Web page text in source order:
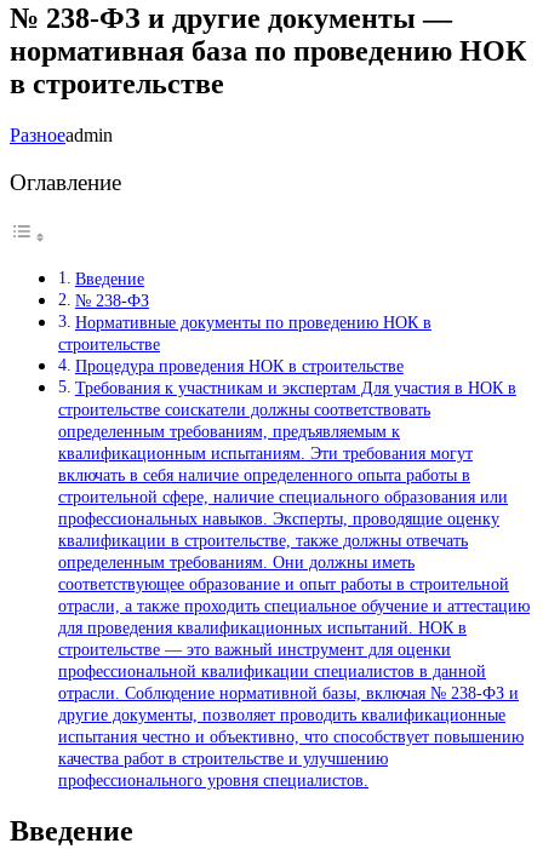
№ 238-ФЗ и другие документы —
нормативная база по проведению НОК
в строительстве
Разноеadmin
Оглавление
Введение
№ 238-ФЗ
Нормативные документы по проведению НОК в
строительстве
Процедура проведения НОК в строительстве
Требования к участникам и экспертам Для участия в НОК в
строительстве соискатели должны соответствовать
определенным требованиям, предъявляемым к
квалификационным испытаниям. Эти требования могут
включать в себя наличие определенного опыта работы в
строительной сфере, наличие специального образования или
профессиональных навыков. Эксперты, проводящие оценку
квалификации в строительстве, также должны отвечать
определенным требованиям. Они должны иметь
соответствующее образование и опыт работы в строительной
отрасли, а также проходить специальное обучение и аттестацию
для проведения квалификационных испытаний. НОК в
строительстве — это важный инструмент для оценки
профессиональной квалификации специалистов в данной
отрасли. Соблюдение нормативной базы, включая № 238-ФЗ и
другие документы, позволяет проводить квалификационные
испытания честно и объективно, что способствует повышению
качества работ в строительстве и улучшению
профессионального уровня специалистов.
Введение